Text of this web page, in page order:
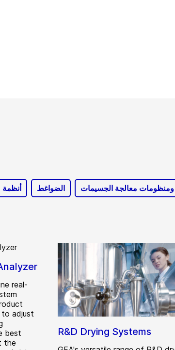
أنظمة الضواغط معالجة الجسيمات
real-
adjust
best
the
R&D Drying Systems